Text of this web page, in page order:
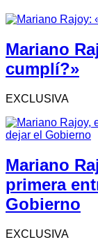
Mariano
cumplí?»
EXCLUSIVA
Mariano
primera
Gobierno
EXCLUSIVA